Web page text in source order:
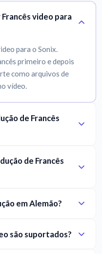
video para
para o Sonix.
primeiro e depois
como arquivos de
vídeo.
de Francês
de Francês
em Alemão?
são suportados?